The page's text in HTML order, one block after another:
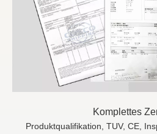
Komplettes
Produktqualifikation, TUV, CE,